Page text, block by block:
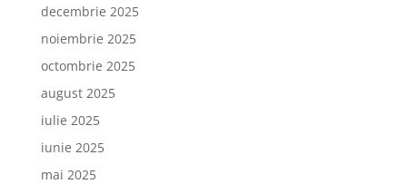
decembrie 2025
noiembrie 2025
octombrie 2025
august 2025
iulie 2025
iunie 2025
mai 2025